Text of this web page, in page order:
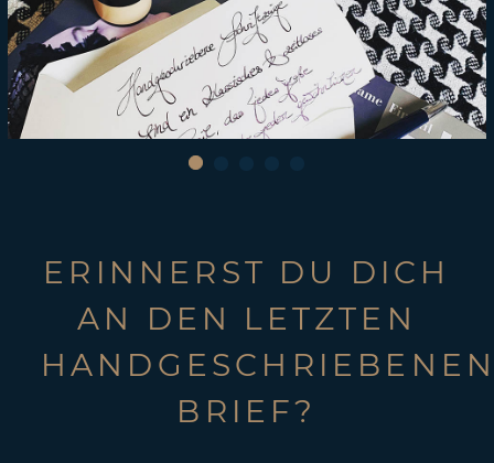
PRIVATKUNDEN
SHOP
UNTERNEHMEN
PRIVATKUNDEN
INSTAGRAM
ERINNERST DU DICH
AN DEN LETZTEN
BRIEF?